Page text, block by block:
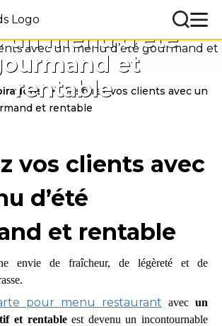
vos clients
un menu d’été
et
rentableInspirez vos clients avec un
et rentable
vos clients avec
d’été
et rentable
envie de fraîcheur, de légèreté et de
pour menu restaurant avec un
et rentableest devenu un incontournable